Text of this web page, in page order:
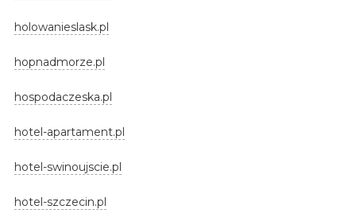
holowanieslask.pl
hopnadmorze.pl
hospodaczeska.pl
hotel-apartament.pl
hotel-swinoujscie.pl
hotel-szczecin.pl